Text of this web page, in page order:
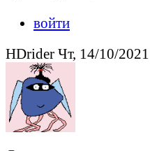
войти
HDrider Чт, 14/10/